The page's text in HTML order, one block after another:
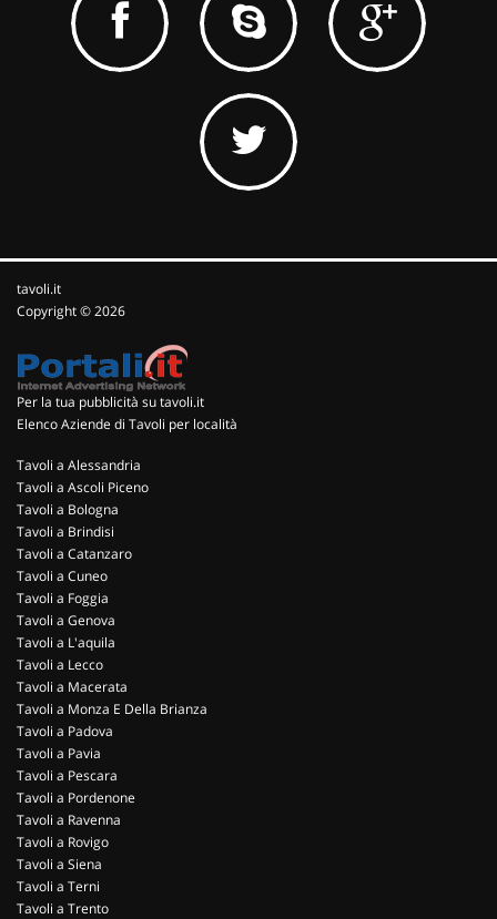
tavoli.it
Copyright © 2026
Per la tua pubblicità su tavoli.it
Elenco Aziende di Tavoli per località
Tavoli a Alessandria
Tavoli a Ascoli Piceno
Tavoli a Bologna
Tavoli a Brindisi
Tavoli a Catanzaro
Tavoli a Cuneo
Tavoli a Foggia
Tavoli a Genova
Tavoli a L'aquila
Tavoli a Lecco
Tavoli a Macerata
Tavoli a Monza E Della Brianza
Tavoli a Padova
Tavoli a Pavia
Tavoli a Pescara
Tavoli a Pordenone
Tavoli a Ravenna
Tavoli a Rovigo
Tavoli a Siena
Tavoli a Terni
Tavoli a Trento